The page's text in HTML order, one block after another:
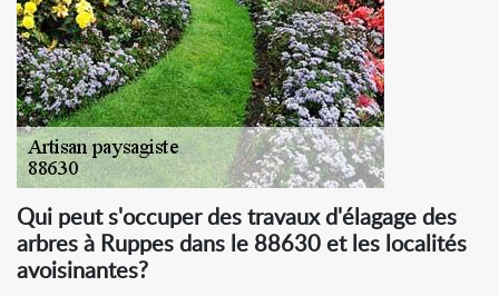
Qui peut s'occuper des travaux d'élagage des
arbres à Ruppes dans le 88630 et les localités
avoisinantes?